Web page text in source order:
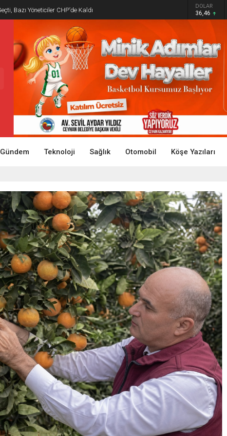
Bazı Yöneticiler CHP’de Kaldı DOLAR
36,46
Gündem Teknoloji Sağlık Otomobil Köşe Yazıları